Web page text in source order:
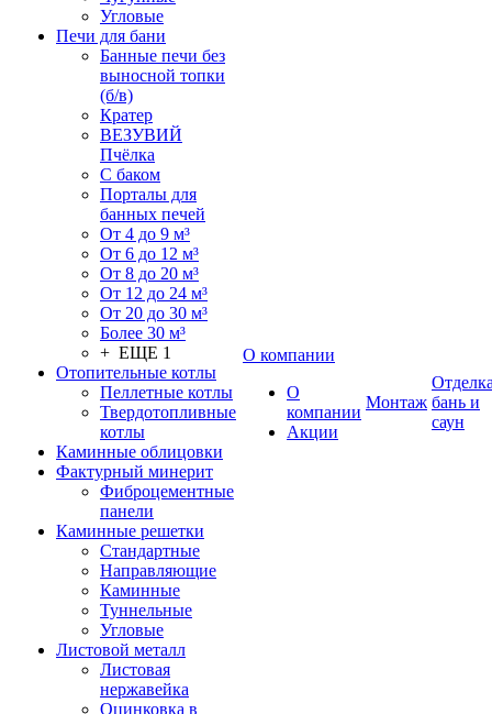
Угловые
Печи для бани
Банные печи без
выносной топки
(б/в)
Кратер
ВЕЗУВИЙ
Пчёлка
С баком
Порталы для
банных печей
От 4 до 9 м³
От 6 до 12 м³
От 8 до 20 м³
От 12 до 24 м³
От 20 до 30 м³
Более 30 м³
+ ЕЩЕ 1
Отопительные котлы
Пеллетные котлы
Твердотопливные
котлы
Каминные облицовки
Фактурный минерит
Фиброцементные
панели
Каминные решетки
Стандартные
Направляющие
Каминные
Туннельные
Угловые
Листовой металл
Листовая
нержавейка
Оцинковка в
О компании
О
компании
Акции
Монтаж бань и
саун